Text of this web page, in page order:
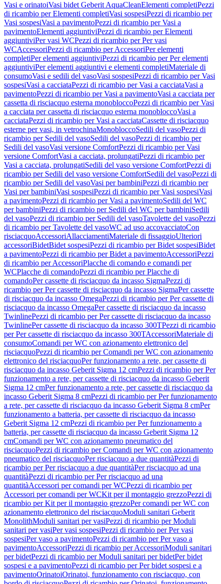
Vasi e orinatoiVasi bidet Geberit AquaCleanElementi completiPezzi
di ricambio per Elementi completiVasi sospesiPezzi di ricambio per
Vasi sospesiVasi a pavimentoPezzi di ricambio per Vasi a
pavimentoElementi aggiuntiviPezzi di ricambio per Elementi
aggiuntiviPer vasi WCPezzi di ricambio per Per vasi
WCAccessoriPezzi di ricambio per AccessoriPer elementi
completiPer elementi aggiuntiviPezzi di ricambio per Per elementi
aggiuntiviPer elementi aggiuntivi e elementi completiMateriale di
consumoVasi e sedili del vasoVasi sospesiPezzi di ricambio per Vasi
sospesiVasi a cacciataPezzi di ricambio per Vasi a cacciataVasi a
pavimentoPezzi di ricambio per Vasi a pavimentoVasi a cacciata per
cassetta di risciacquo esterna monobloccoPezzi di ricambio per Vasi
a cacciata per cassetta di risciacquo esterna monobloccoVasi a
cacciataPezzi di ricambio per Vasi a cacciataCassette di risciacquo
esterne per vasi, in vetrochinaMonobloccoSedili del vasoPezzi di
ricambio per Sedili del vasoSedili del vasoPezzi di ricambio per
Sedili del vasoVasi versione ComfortPezzi di ricambio per Vasi
versione ComfortVasi a cacciata, prolungatiPezzi di ricambio per
Vasi a cacciata, prolungatiSedili del vaso versione ComfortPezzi di
ricambio per Sedili del vaso versione ComfortSedili del vasoPezzi di
ricambio per Sedili del vasoVasi per bambiniPezzi di ricambio per
Vasi per bambiniVasi sospesiPezzi di ricambio per Vasi sospesiVasi
a pavimentoPezzi di ricambio per Vasi a pavimentoSedili del WC
per bambiniPezzi di ricambio per Sedili del WC per bambiniSedili
del vasoPezzi di ricambio per Sedili del vasoTavolette del vasoPezzi
di ricambio per Tavolette del vasoWC ad uso accovacciatoCon
risciacquoAccessoriAllacciamentiMateriale di fissaggioUlteriori
accessoriBidetBidet sospesiPezzi di ricambio per Bidet sospesiBidet
a pavimentoPezzi di ricambio per Bidet a pavimentoAccessoriPezzi
di ricambio per AccessoriPlacche di comando e comandi per
WCPlacche di comandoPezzi di ricambio per Placche di
comandoPer cassette di risciacquo da incasso SigmaPezzi di
ricambio per Per cassette di risciacquo da incasso SigmaPer cassette
di risciacquo da incasso OmegaPezzi di ricambio per Per cassette di
risciacquo da incasso OmegaPer cassette di risciacquo da incasso
TwinlinePezzi di ricambio per Per cassette di risciacquo da incasso
TwinlinePer cassette di risciacquo da incasso 300TPezzi di ricambio
per Per cassette di risciacquo da incasso 300TAccessoriMateriale di
consumoComandi per WC con azionamento elettronico del
risciacquoPezzi di ricambio per Comandi per WC con azionamento
elettronico del risciacquoPer funzionamento a rete, per cassette di
risciacquo da incasso Geberit Sigma 12 cmPezzi di ricambio per Per
funzionamento a rete, per cassette di risciacquo da incasso Geberit
Sigma 12 cmPer funzionamento a rete, per cassette di risciacquo da
incasso Geberit Sigma 8 cmPezzi di ricambio per Per funzionamento
a rete, per cassette di risciacquo da incasso Geberit Sigma 8 cmPer
funzionamento a batteria, per cassette di risciacquo da incasso
Geberit Sigma 12 cmPezzi di ricambio per Per funzionamento a
batteria, per cassette di risciacquo da incasso Geberit Sigma 12
cmComandi per WC con azionamento pneumatico del
risciacquoPezzi di ricambio per Comandi per WC con azionamento
pneumatico del risciacquoPer risciacquo a due quantitàPezzi di
ricambio per Per risciacquo a due quantitàPer risciacquo ad una
quantitàPezzi di ricambio per Per risciacquo ad una
quantitàAccessori per comandi per WCPezzi di ricambio per
Accessori per comandi per WCKit per il montaggio grezzoPezzi di
ricambio per Kit per il montaggio grezzoPer comandi per WC con
azionamento elettronico del risciacquoModuli sanitari Geberit
MonolithModuli sanitari per vasiPezzi di ricambio per Moduli
sanitari per vasiPer vasi sospesiPezzi di ricambio per Per vasi
sospesiPer vaso a pavimentoPezzi di ricambio per Per vaso a
pavimentoAccessoriPezzi di ricambio per AccessoriModuli sanitari
per bidetPezzi di ricambio per Moduli sanitari per bidetPer bidet
sospesi e a pavimentoPezzi di ricambio per Per bidet sospesi e a
pavimentoOrinatoiOrinatoi, funzionamento con risciacquo, con